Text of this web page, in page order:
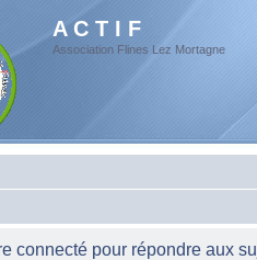
A C T I F
Association Flines Lez Mortagne
connecté pour répondre aux